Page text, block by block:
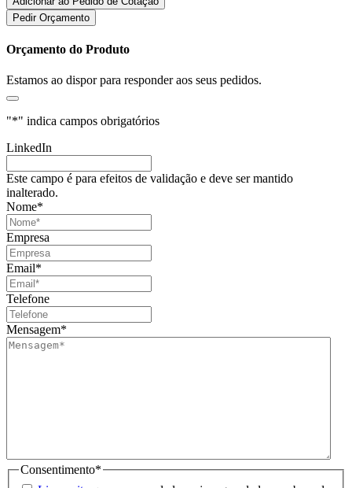
Pedir Orçamento
Orçamento do Produto
Estamos ao dispor para responder aos seus pedidos.
"*" indica campos obrigatórios
LinkedIn
Este campo é para efeitos de validação e deve ser mantido
inalterado.
Nome*
Empresa
Email*
Telefone
Mensagem*
Consentimento*